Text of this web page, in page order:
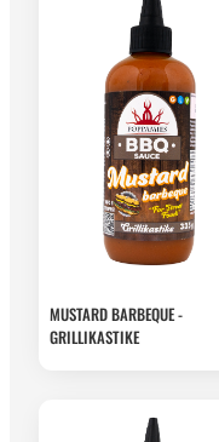
MUSTARD BARBEQUE -
GRILLIKASTIKE